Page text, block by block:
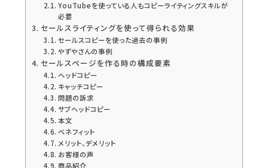
YouTubeを使っている人もコピーライティングスキルが
必要
セールスライティングを使って得られる効果
セールスコピーを使った過去の事例
やずやさんの事例
セールスページを作る時の構成要素
ヘッドコピー
キャッチコピー
問題の訴求
サブヘッドコピー
本文
ベネフィット
メリット、デメリット
お客様の声
商品紹介